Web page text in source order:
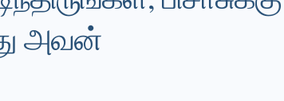
அவன்